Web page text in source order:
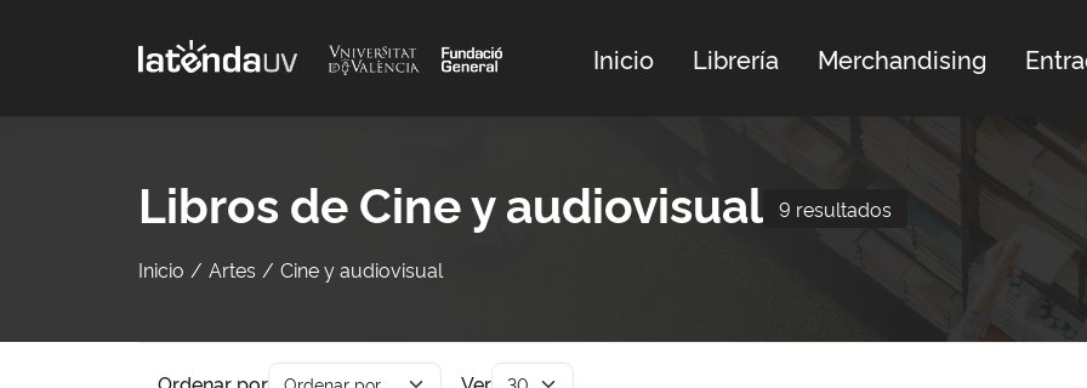
Inicio Librería Merchandising
Libros de Cine y audiovisual 9 resultados
Inicio Artes Cine y audiovisual